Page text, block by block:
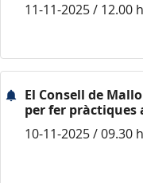
11-11-2025 / 12.00 h
El Consell de
per fer
10-11-2025 / 09.30 h